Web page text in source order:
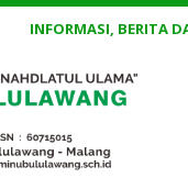
INFORMASI, BERITA